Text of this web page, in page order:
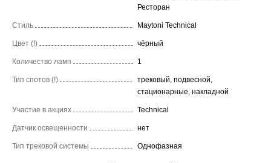
Ресторан
Стиль Maytoni Technical
Цвет (!) чёрный
Количество ламп 1
Тип спотов (!)
трековый, подвесной,
стационарные, накладной
Участие в акциях Technical
Датчик освещенности нет
Тип трековой системы Однофазная